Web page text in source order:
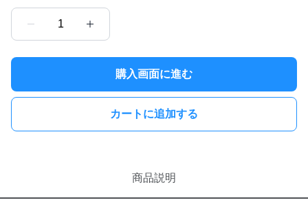
1
購入画面に進む
カートに追加する
商品説明